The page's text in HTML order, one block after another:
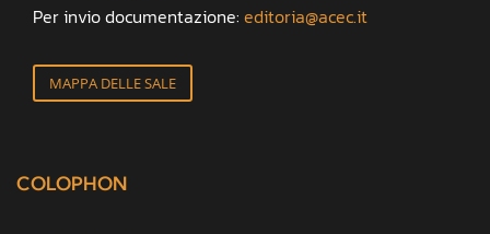
Per invio documentazione: editoria@acec.it
MAPPA DELLE SALE
COLOPHON